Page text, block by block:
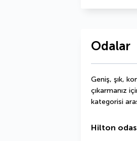
Odalar
Geniş, şık,
çıkarmanız
kategorisi
Hilton